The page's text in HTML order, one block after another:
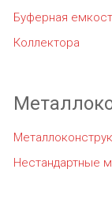
Буферная
Коллектора
Нестандартные